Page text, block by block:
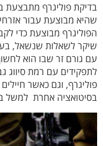
בדיקת פוליגרף מתבצעת
שהיא מבוצעת עבור
הפוליגרף מבוצעת כדי
שיקר לשאלות שנשאל,
עם גורם זר שבו הוא
לתפקידים עם רמת סיווג
פוליגרף, וגם כאשר
בסיטואציה אחרת למשל